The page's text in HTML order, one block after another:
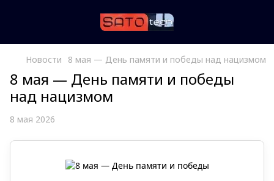
Новости 8 мая — День памяти и победы над нацизмом
8 мая — День памяти и победы
над нацизмом
8 мая 2026